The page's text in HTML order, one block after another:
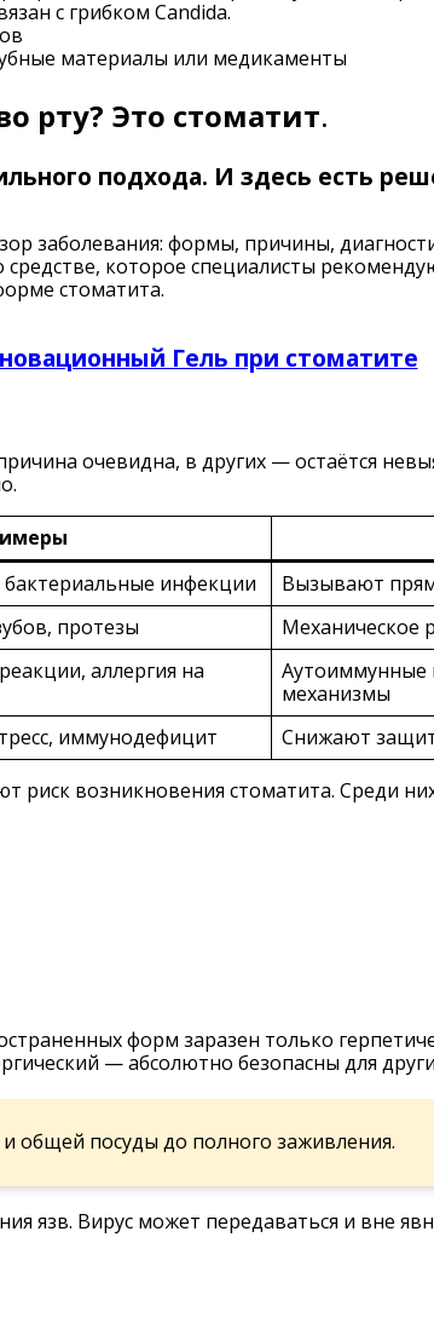
с грибком Candida.
материалы или медикаменты
рту? Это стоматит.
подхода. И здесь есть
заболевания: формы, причины,
которое специалисты
стоматита.
Гель при стоматите
очевидна, в других — остаётся
бактериальные инфекции
Вызывают
протезы Механическое
аллергия на
Аутоиммунные
механизмы
иммунодефицит
Снижают
возникновения стоматита. Среди
форм заразен только
— абсолютно безопасны для
и общей посуды до полного заживления.
язв. Вирус может передаваться и вне